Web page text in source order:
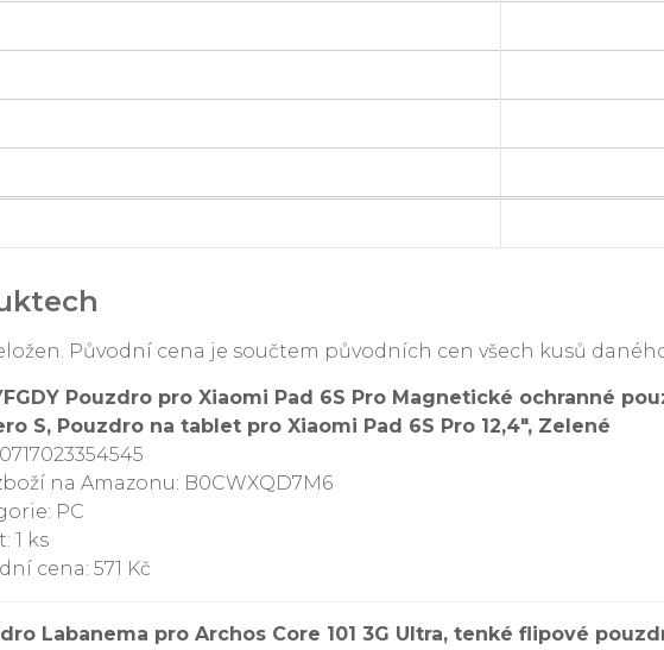
Původní cena je součtem původních cen všech kusů
Pouzdro pro Xiaomi Pad 6S Pro Magnetické ochranné
S, Pouzdro na tablet pro Xiaomi Pad 6S Pro 12,4″, Zelené
na Amazonu: B0CWXQD7M6
PC
1 ks
cena: 571 Kč
Labanema pro Archos Core 101 3G Ultra, tenké flipové